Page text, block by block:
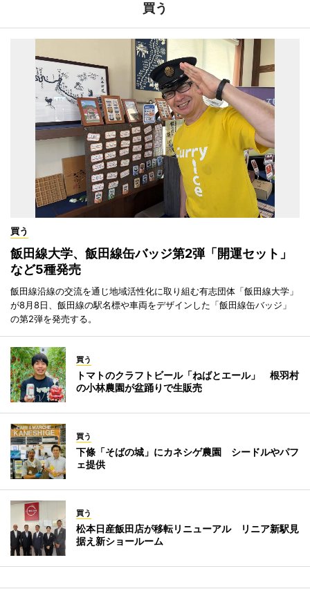
買う
買う
飯田線大学、飯田線缶バッジ第2弾「開運セット」
など5種発売
飯田線沿線の交流を通じ地域活性化に取り組む有志団体「飯田線大学」
が8月8日、飯田線の駅名標や車両をデザインした「飯田線缶バッジ」
の第2弾を発売する。
買う
トマトのクラフトビール「ねばとエール」 根羽村
の小林農園が盆踊りで生販売
買う
下條「そばの城」にカネシゲ農園 シードルやパフ
ェ提供
買う
松本日産飯田店が移転リニューアル リニア新駅見
据え新ショールーム